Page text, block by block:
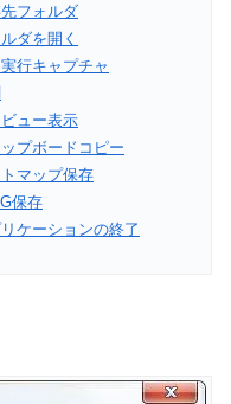
フォルダ
ダを開く
行キャプチャ
ュー表示
プボードコピー
マップ保存
保存
ケーションの終了